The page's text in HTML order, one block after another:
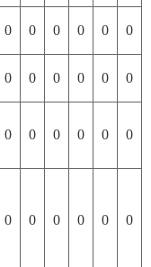
0 0 0 0 0 0
0 0 0 0 0 0
0 0 0 0 0 0
0 0 0 0 0 0